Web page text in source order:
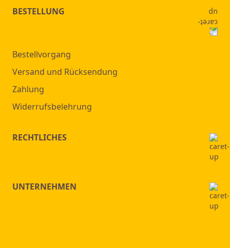
BESTELLUNG
Bestellvorgang
Versand und Rücksendung
Zahlung
Widerrufsbelehrung
RECHTLICHES
UNTERNEHMEN